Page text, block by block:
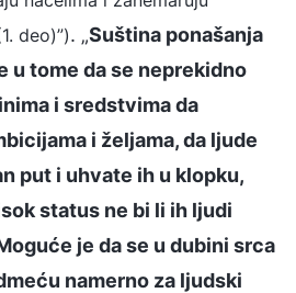
deo)”). „Suština ponašanja
u tome da se neprekidno
i sredstvima da
i željama, da ljude
put i uhvate ih u klopku,
status ne bi li ih ljudi
je da se u dubini srca
namerno za ljudski